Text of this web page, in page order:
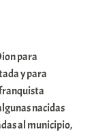
para
y para
nacidas
al municipio,